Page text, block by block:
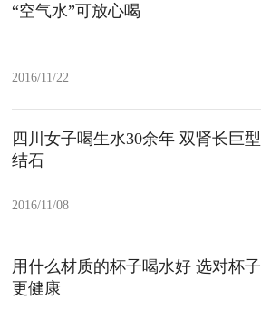
“空气水”可放心喝
2016/11/22
四川女子喝生水30余年 双肾长巨型
结石
2016/11/08
用什么材质的杯子喝水好 选对杯子
更健康